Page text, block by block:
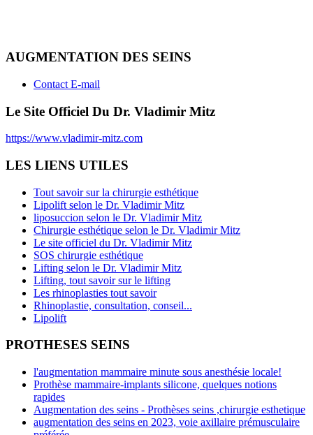
AUGMENTATION DES SEINS
Contact E-mail
Le Site Officiel Du Dr. Vladimir Mitz
https://www.vladimir-mitz.com
LES LIENS UTILES
Tout savoir sur la chirurgie esthétique
Lipolift selon le Dr. Vladimir Mitz
liposuccion selon le Dr. Vladimir Mitz
Chirurgie esthétique selon le Dr. Vladimir Mitz
Le site officiel du Dr. Vladimir Mitz
SOS chirurgie esthétique
Lifting selon le Dr. Vladimir Mitz
Lifting, tout savoir sur le lifting
Les rhinoplasties tout savoir
Rhinoplastie, consultation, conseil...
Lipolift
PROTHESES SEINS
l'augmentation mammaire minute sous anesthésie locale!
Prothèse mammaire-implants silicone, quelques notions
rapides
Augmentation des seins - Prothèses seins ,chirurgie esthetique
augmentation des seins en 2023, voie axillaire prémusculaire